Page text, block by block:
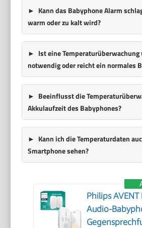
Kann das Babyphone Alarm
warm oder zu kalt wird?
Ist eine
notwendig oder reicht ein normales
Beeinflusst die
Akkulaufzeit des Babyphones?
Kann ich die Temperaturdaten
Smartphone sehen?
Philips AVENT
Audio-